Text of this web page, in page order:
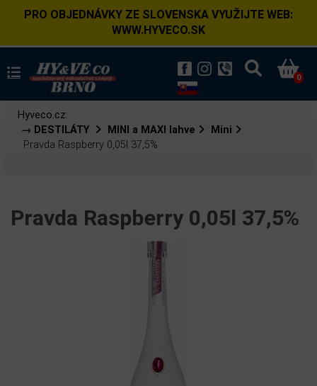
PRO OBJEDNÁVKY ZE SLOVENSKA VYUŽIJTE WEB:
WWW.HYVECO.SK
0
Hyveco.cz:
→ DESTILÁTY
MINI a MAXI lahve
Mini
Pravda Raspberry 0,05l 37,5%
Pravda Raspberry 0,05l 37,5%